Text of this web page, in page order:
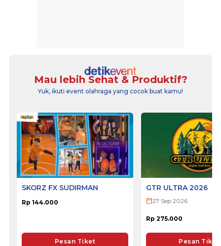
Mau lebih Sehat & Produktif?
Yuk, ikuti event olahraga yang cocok buat kamu!
SKORZ FX SUDIRMAN
Rp 144.000
Pesan Tiket
GTR ULTRA 2026
27 Sep 2026
Rp 275.000
Pesan Tiket